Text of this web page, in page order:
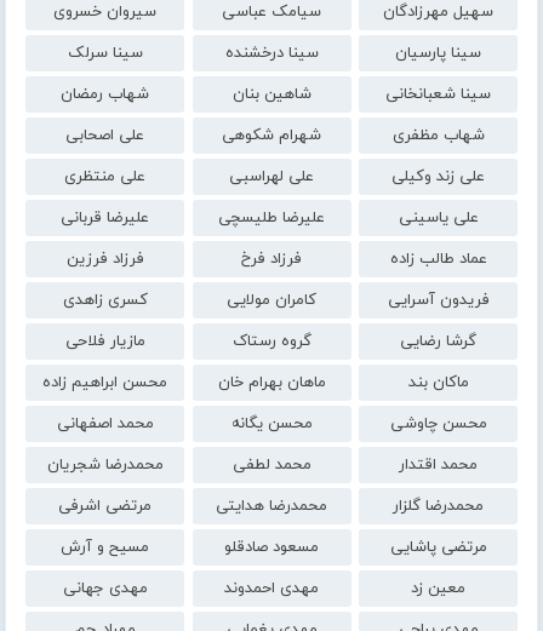
سهیل مهرزادگان
سیامک عباسی
سیروان خسروی
سینا پارسیان
سینا درخشنده
سینا سرلک
سینا شعبانخانی
شاهین بنان
شهاب رمضان
شهاب مظفری
شهرام شکوهی
علی اصحابی
علی زند وکیلی
علی لهراسبی
علی منتظری
علی یاسینی
علیرضا طلیسچی
علیرضا قربانی
عماد طالب زاده
فرزاد فرخ
فرزاد فرزین
فریدون آسرایی
کامران مولایی
کسری زاهدی
گرشا رضایی
گروه رستاک
مازیار فلاحی
ماکان بند
ماهان بهرام خان
محسن ابراهیم زاده
محسن چاوشی
محسن یگانه
محمد اصفهانی
محمد اقتدار
محمد لطفی
محمدرضا شجریان
محمدرضا گلزار
محمدرضا هدایتی
مرتضی اشرفی
مرتضی پاشایی
مسعود صادقلو
مسیح و آرش
معین زد
مهدی احمدوند
مهدی جهانی